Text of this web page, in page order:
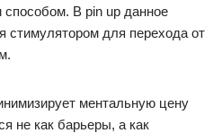
способом. В pin up данное
стимулятором для перехода от
ментальную цену
не как барьеры, а как